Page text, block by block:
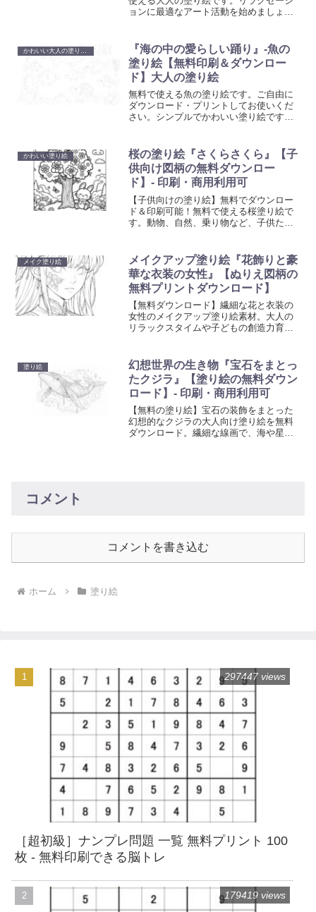
ョンに最適なアート活動を始めましょ
を。
かわいい大人の塗り絵 - シンプル
『海の中の愛らしい踊り』-魚の
塗り絵【無料印刷＆ダウンロー
ド】大人の塗り絵
無料で使える魚の塗り絵です。ご自由に
ダウンロード・プリントしてお使いくだ
さい。シンプルでかわいい塗り絵です。
日々のストレスを解放し、美しいアート
作品を創り出すことで、心の平和を見つ
けてください。
かわいい塗り絵
桜の塗り絵『さくらさくら』【子
供向け図柄の無料ダウンロー
ド】- 印刷・商用利用可
【子供向けの塗り絵】無料でダウンロー
ド＆印刷可能！無料で使える桜塗り絵で
す。動物、自然、乗り物など、子供たち
動で、お子様の色彩感覚と手先の器用さ
を向上させましょう。
メイク塗り絵
メイクアップ塗り絵『花飾りと豪
華な衣装の女性』【ぬりえ図柄の
無料プリントダウンロード】
【無料ダウンロード】繊細な花と衣装の
女性のメイクアップ塗り絵素材。大人の
リラックスタイムや子どもの創造力育成
塗り絵
幻想世界の生き物『宝石をまとっ
たクジラ』【塗り絵の無料ダウン
ロード】- 印刷・商用利用可
【無料の塗り絵】宝石の装飾をまとった
幻想的なクジラの大人向け塗り絵を無料
ダウンロード。繊細な線画で、海や星空
コメント
コメントを書き込む
ホーム 塗り絵
［超初級］ナンプレ問題 一覧 無料プリント 100
枚 - 無料印刷できる脳トレ
297447 views
179419 views